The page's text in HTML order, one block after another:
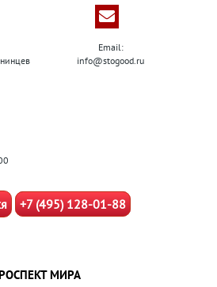
Email:
info@stogood.ru
+7 (495) 128-01-88
МИРА